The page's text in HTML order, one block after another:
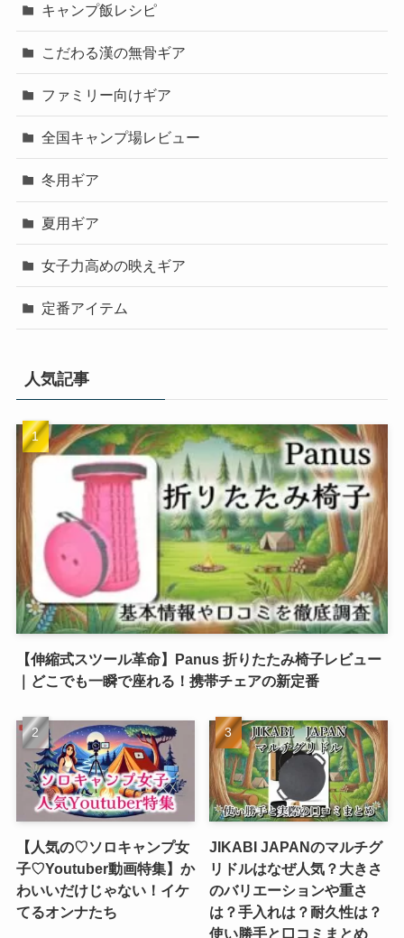
キャンプ飯レシピ
こだわる漢の無骨ギア
ファミリー向けギア
全国キャンプ場レビュー
冬用ギア
夏用ギア
女子力高めの映えギア
定番アイテム
人気記事
【伸縮式スツール革命】Panus 折りたたみ椅子レビュー
｜どこでも一瞬で座れる！携帯チェアの新定番
【人気の♡ソロキャンプ女
子♡Youtuber動画特集】か
わいいだけじゃない！イケ
てるオンナたち
JIKABI JAPANのマルチグ
リドルはなぜ人気？大きさ
のバリエーションや重さ
は？手入れは？耐久性は？
使い勝手と口コミまとめ